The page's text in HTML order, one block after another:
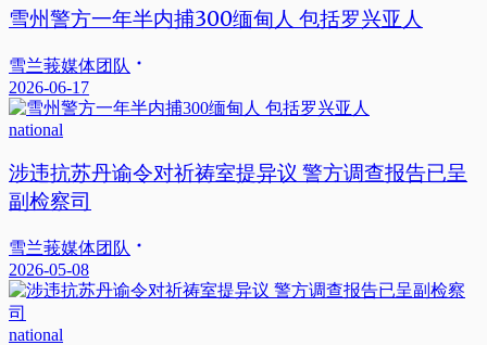
雪州警方一年半内捕300缅甸人 包括罗兴亚人
雪兰莪媒体团队
2026-06-17
national
涉违抗苏丹谕令对祈祷室提异议 警方调查报告已呈
副检察司
雪兰莪媒体团队
2026-05-08
national